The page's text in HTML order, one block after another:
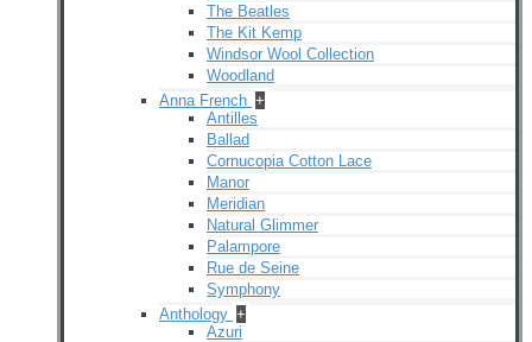
The Beatles
The Kit Kemp
Windsor Wool Collection
Woodland
Anna French +
Antilles
Ballad
Cornucopia Cotton Lace
Manor
Meridian
Natural Glimmer
Palampore
Rue de Seine
Symphony
Anthology +
Azuri